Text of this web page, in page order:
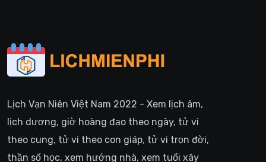
Lịch Vạn Niên Việt Nam 2022 - Xem lịch âm,
lịch dương, giờ hoàng đạo theo ngày, tử vi
theo cung, tử vi theo con giáp, tử vi trọn đời,
thần số học, xem hướng nhà, xem tuổi xây